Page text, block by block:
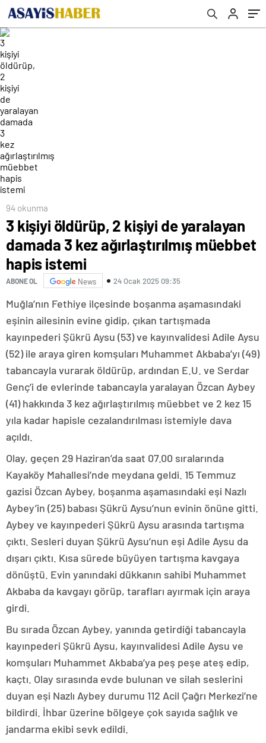
94 okunma
3 kişiyi öldürüp, 2 kişiyi de yaralayan
damada 3 kez ağırlaştırılmış müebbet
hapis istemi
ABONE OL News 24 Ocak 2025 09:35
Muğla’nın Fethiye ilçesinde boşanma aşamasındaki
eşinin ailesinin evine gidip, çıkan tartışmada
kayınpederi Şükrü Aysu (53) ve kayınvalidesi Adile Aysu
(52) ile araya giren komşuları Muhammet Akbaba’yı (49)
tabancayla vurarak öldürüp, ardından E.U. ve Serdar
Genç’i de evlerinde tabancayla yaralayan Özcan Aybey
(41) hakkında 3 kez ağırlaştırılmış müebbet ve 2 kez 15
yıla kadar hapisle cezalandırılması istemiyle dava
açıldı.
Olay, geçen 29 Haziran’da saat 07.00 sıralarında
Kayaköy Mahallesi’nde meydana geldi. 15 Temmuz
gazisi Özcan Aybey, boşanma aşamasındaki eşi Nazlı
Aybey’in (25) babası Şükrü Aysu’nun evinin önüne gitti.
Aybey ve kayınpederi Şükrü Aysu arasında tartışma
çıktı. Sesleri duyan Şükrü Aysu’nun eşi Adile Aysu da
dışarı çıktı. Kısa sürede büyüyen tartışma kavgaya
dönüştü. Evin yanındaki dükkanın sahibi Muhammet
Akbaba da kavgayı görüp, tarafları ayırmak için araya
girdi.
Bu sırada Özcan Aybey, yanında getirdiği tabancayla
kayınpederi Şükrü Aysu, kayınvalidesi Adile Aysu ve
komşuları Muhammet Akbaba’ya peş peşe ateş edip,
kaçtı. Olay sırasında evde bulunan ve silah seslerini
duyan eşi Nazlı Aybey durumu 112 Acil Çağrı Merkezi’ne
bildirdi. İhbar üzerine bölgeye çok sayıda sağlık ve
jandarma ekibi sevk edildi.